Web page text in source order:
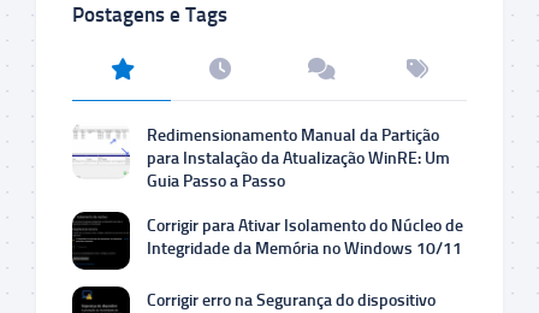
Postagens e Tags
Redimensionamento Manual da Partição
para Instalação da Atualização WinRE: Um
Guia Passo a Passo
Corrigir para Ativar Isolamento do Núcleo de
Integridade da Memória no Windows 10/11
Corrigir erro na Segurança do dispositivo